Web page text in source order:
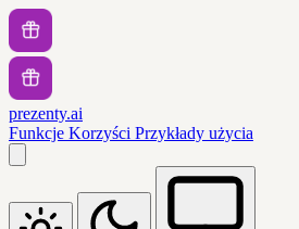
prezenty.ai
Funkcje Korzyści Przykłady użycia